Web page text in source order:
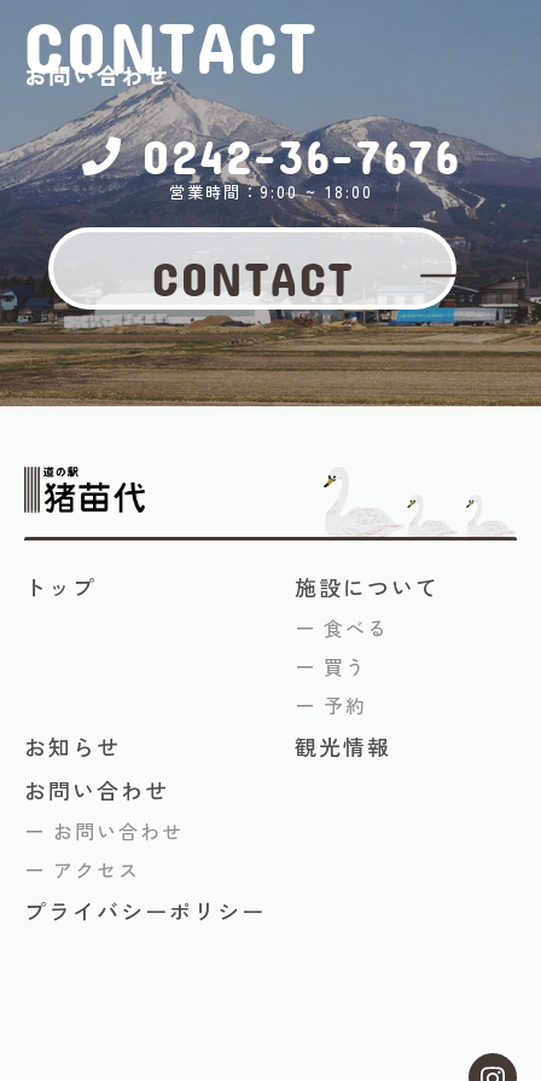
CONTACT
お問い合わせ
0242-36-7676
営業時間：9:00 ~ 18:00
CONTACT
トップ 施設について
食べる
買う
予約
お知らせ
観光情報
お問い合わせ
お問い合わせ
アクセス
プライバシーポリシー